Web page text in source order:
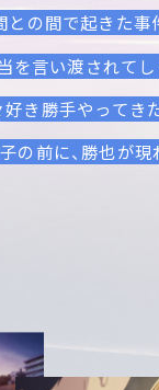
との間で起きた
を言い渡されてし
き勝手やってき
の前に、勝也が